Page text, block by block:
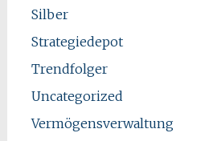
Silber
Strategiedepot
Trendfolger
Uncategorized
Vermögensverwaltung